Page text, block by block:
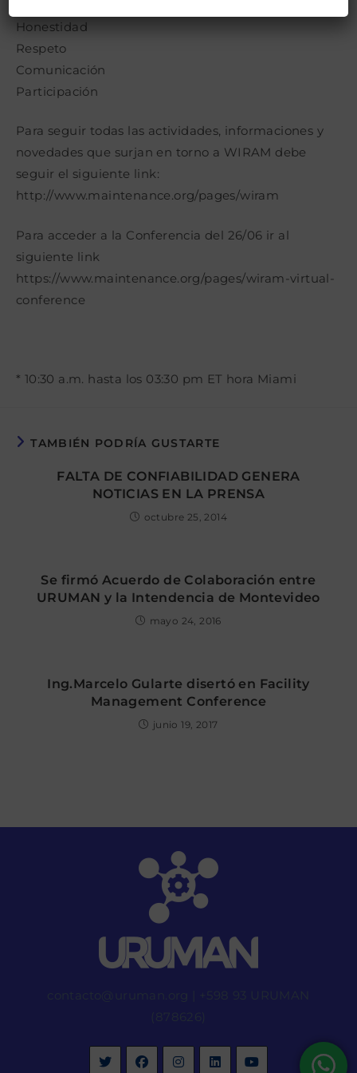
Honestidad
Respeto
Comunicación
Participación
Para seguir todas las actividades, informaciones y
novedades que surjan en torno a WIRAM debe
seguir el siguiente link:
http://www.maintenance.org/pages/wiram
Para acceder a la Conferencia del 26/06 ir al
siguiente link
https://www.maintenance.org/pages/wiram-virtual-
conference
* 10:30 a.m. hasta los 03:30 pm ET hora Miami
TAMBIÉN PODRÍA GUSTARTE
FALTA DE CONFIABILIDAD GENERA
NOTICIAS EN LA PRENSA
octubre 25, 2014
Se firmó Acuerdo de Colaboración entre
URUMAN y la Intendencia de Montevideo
mayo 24, 2016
Ing.Marcelo Gularte disertó en Facility
Management Conference
junio 19, 2017